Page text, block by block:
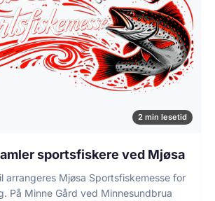
2 min lesetid
sportsfiskere ved Mjøsa
arrangeres Mjøsa Sportsfiskemesse for
På Minne Gård ved Minnesundbrua